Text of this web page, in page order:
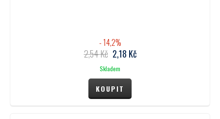
- 14,2%
2,54Kč 2,18 Kč
Skladem